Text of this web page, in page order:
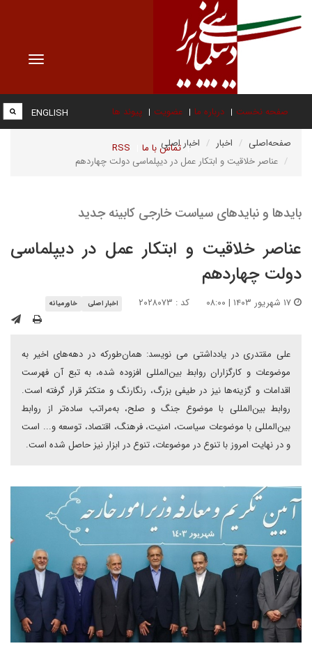
Toggle
صفحه نخست درباره ما عضویت پیوند ها
تماس با ما RSS
ENGLISH
صفحه‌اصلی اخبار
اخبار اصلی
عناصر خلاقیت و ابتکار عمل در دیپلماسی دولت چهاردهم
بایدها و نبایدهای سیاست خارجی کابینه جدید
عناصر خلاقیت و ابتکار عمل در دیپلماسی
دولت چهاردهم
کد : ۲۰۲۸۰۷۳ اخبار اصلی خاورمیانه
علی مقتدری در یادداشتی می نویسد: همان‌طورکه در دهه‌های اخیر به
موضوعات و کارگزاران روابط بین‌المللی افزوده شده، به تبع آن فهرست
اقدامات و گزینه‌ها نیز در طیفی بزرگ، رنگارنگ و متکثر قرار گرفته است.
روابط بین‌المللی با موضوع جنگ و صلح، به‌مراتب ساده‌تر از روابط
بین‌المللی با موضوعات سیاست، امنیت، فرهنگ، اقتصاد، توسعه و... است
و در نهایت امروز با تنوع در موضوعات، تنوع در ابزار نیز حاصل شده است.